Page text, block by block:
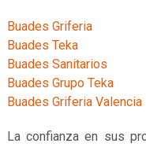
Buades Griferia
Buades Teka
Buades Sanitarios
Buades Grupo Teka
Buades Griferia Valencia
La confianza en sus